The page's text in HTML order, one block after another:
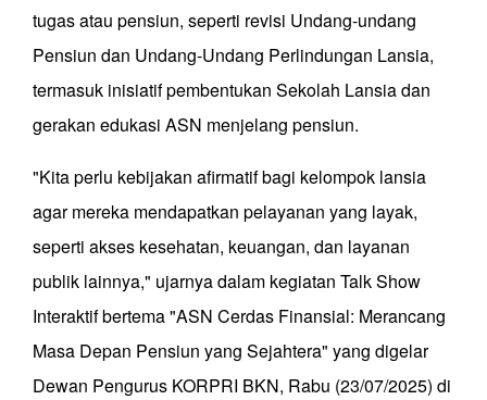
tugas atau pensiun, seperti revisi Undang-undang
Pensiun dan Undang-Undang Perlindungan Lansia,
termasuk inisiatif pembentukan Sekolah Lansia dan
gerakan edukasi ASN menjelang pensiun.
"Kita perlu kebijakan afirmatif bagi kelompok lansia
agar mereka mendapatkan pelayanan yang layak,
seperti akses kesehatan, keuangan, dan layanan
publik lainnya," ujarnya dalam kegiatan Talk Show
Interaktif bertema "ASN Cerdas Finansial: Merancang
Masa Depan Pensiun yang Sejahtera" yang digelar
Dewan Pengurus KORPRI BKN, Rabu (23/07/2025) di